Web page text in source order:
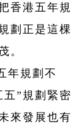
香港五年規
劃正是這棵
。
年規劃不
五”規劃緊密
來發展也有